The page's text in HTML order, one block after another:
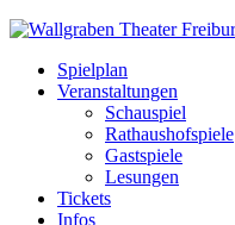
Spielplan
Veranstaltungen
Schauspiel
Rathaushofspiele
Gastspiele
Lesungen
Tickets
Infos